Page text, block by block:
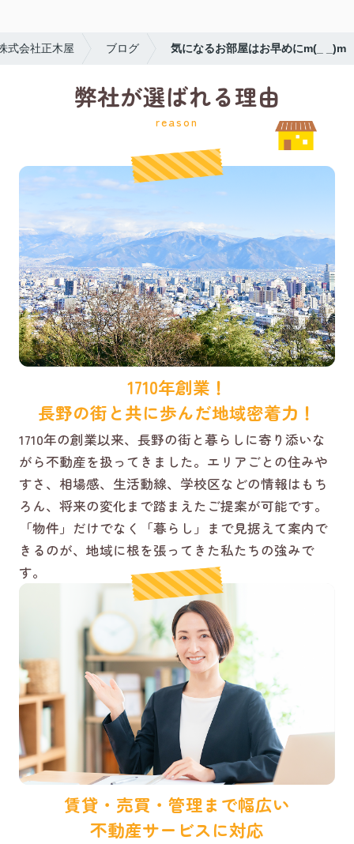
式会社正木屋 ブログ 気になるお部屋はお早めにm(_ _)m
弊社が選ばれる理由
reason
1710年創業！
長野の街と共に歩んだ地域密着力！
1710年の創業以来、長野の街と暮らしに寄り添いな
がら不動産を扱ってきました。エリアごとの住みや
すさ、相場感、生活動線、学校区などの情報はもち
ろん、将来の変化まで踏まえたご提案が可能です。
「物件」だけでなく「暮らし」まで見据えて案内で
きるのが、地域に根を張ってきた私たちの強みで
す。
賃貸・売買・管理まで幅広い
不動産サービスに対応